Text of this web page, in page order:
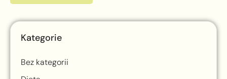
Kategorie
Bez kategorii